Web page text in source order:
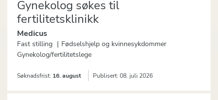
Gynekolog søkes til
fertilitetsklinikk
Medicus
Fast stilling
Fødselshjelp og kvinnesykdommer
Gynekolog/fertilitetslege
Søknadsfrist: 16. august Publisert: 08. juli 2026